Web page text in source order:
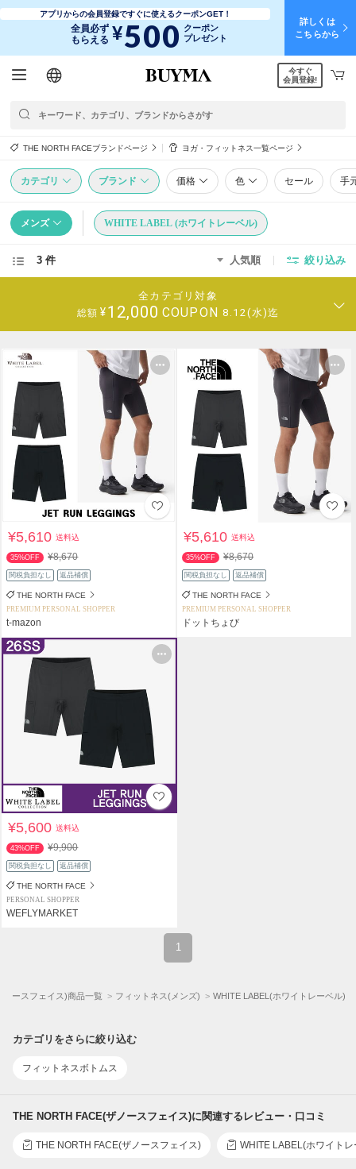
アプリからの会員登録ですぐに使えるクーポンGET！
全員必ず
もらえる ¥500 クーポン
プレゼント
詳しくは
こちらから
日本語
English
简体中文
繁體中文
今すぐ
会員登録!
THE NORTH FACEブランドページ ヨガ・フィットネス一覧ページ
カテゴリ ブランド 価格 色 セール 手
メンズ WHITE LABEL (ホワイトレーベル)
3 件 人気順 絞り込み
全カテゴリ対象
総額 ¥12,000 COUPON 8.12(水)迄
¥5,610送料込
35%OFF ¥8,670
関税負担なし 返品補償
THE NORTH FACE
PREMIUM PERSONAL SHOPPER
t-mazon
¥5,610送料込
35%OFF ¥8,670
関税負担なし 返品補償
THE NORTH FACE
PREMIUM PERSONAL SHOPPER
ドットちょび
¥5,600送料込
43%OFF ¥9,900
関税負担なし 返品補償
THE NORTH FACE
PERSONAL SHOPPER
WEFLYMARKET
1
ースフェイス)商品一覧 フィットネス(メンズ) WHITE LABEL(ホワイトレーベル)
カテゴリをさらに絞り込む
フィットネスボトムス
THE NORTH FACE(ザノースフェイス)に関連するレビュー・口コミ
THE NORTH FACE(ザノースフェイス) WHITE LABEL(ホワイトレ